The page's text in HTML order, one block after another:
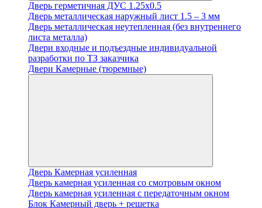
Дверь герметичная ДУС 1.25х0.5
Дверь металлическая наружный лист 1.5 – 3 мм
Дверь металлическая неутепленная (без внутреннего
листа металла)
Двери входные и подъездные индивидуальной
разработки по ТЗ заказчика
Двери Камерные (тюремные)
Дверь Камерная усиленная
Дверь камерная усиленная со смотровым окном
Дверь камерная усиленная с передаточным окном
Блок Камерный дверь + решетка